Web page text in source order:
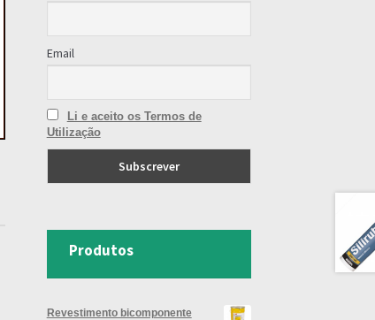
Email
Li e aceito os Termos de
Utilização
Produtos
Revestimento bicomponente